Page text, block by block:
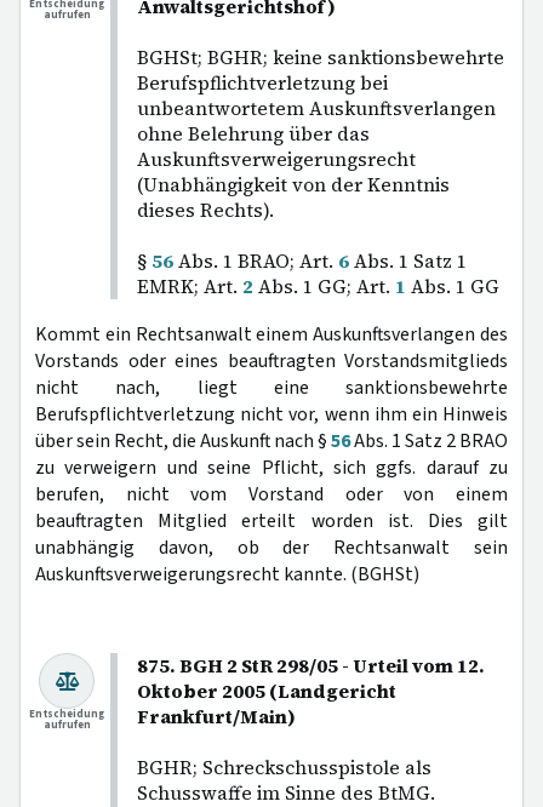
Anwaltsgerichtshof)
BGHSt; BGHR; keine sanktionsbewehrte
Berufspflichtverletzung bei
unbeantwortetem Auskunftsverlangen
ohne Belehrung über das
Auskunftsverweigerungsrecht
(Unabhängigkeit von der Kenntnis
dieses Rechts).
§ 56Abs. 1 BRAO; Art. 6Abs. 1 Satz 1
EMRK; Art. 2 Abs. 1 GG; Art. 1 Abs. 1 GG
Entscheidung
aufrufen
Kommt ein Rechtsanwalt einem Auskunftsverlangen des
Vorstands oder eines beauftragten Vorstandsmitglieds
nicht nach, liegt eine sanktionsbewehrte
Berufspflichtverletzung nicht vor, wenn ihm ein Hinweis
über sein Recht, die Auskunft nach §56Abs. 1 Satz 2 BRAO
zu verweigern und seine Pflicht, sich ggfs. darauf zu
berufen, nicht vom Vorstand oder von einem
beauftragten Mitglied erteilt worden ist. Dies gilt
unabhängig davon, ob der Rechtsanwalt sein
Auskunftsverweigerungsrecht kannte. (BGHSt)
875. BGH 2 StR 298/05 - Urteil vom 12.
Oktober 2005 (Landgericht
Frankfurt/Main)
BGHR; Schreckschusspistole als
Schusswaffe im Sinne des BtMG.
Entscheidung
aufrufen